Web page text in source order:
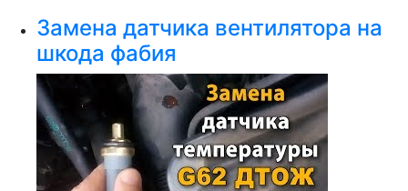
Замена датчика вентилятора на
шкода фабия